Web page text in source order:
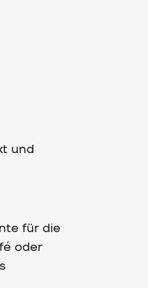
und
für die
oder